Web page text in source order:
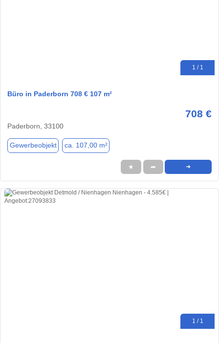
1 / 1
Büro in Paderborn 708 € 107 m²
708 €
Paderborn, 33100
Gewerbeobjekt ca. 107,00 m²
★ ➦ ➜
1 / 1